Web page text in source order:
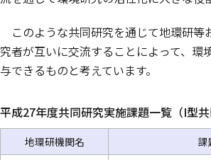
このような共同研究を通じて地環研等
究者が互いに交流することによって、環
与できるものと考えています。
平成27年度共同研究実施課題一覧（I型共
地環研機関名 課